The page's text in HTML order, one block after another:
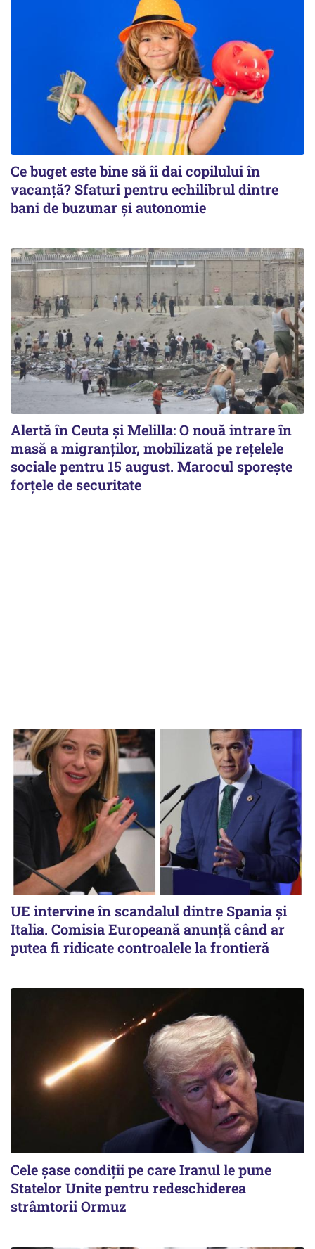
Ce buget este bine să îi dai copilului în
vacanță? Sfaturi pentru echilibrul dintre
bani de buzunar și autonomie
Alertă în Ceuta și Melilla: O nouă intrare în
masă a migranților, mobilizată pe rețelele
sociale pentru 15 august. Marocul sporește
forțele de securitate
UE intervine în scandalul dintre Spania și
Italia. Comisia Europeană anunță când ar
putea fi ridicate controalele la frontieră
Cele șase condiții pe care Iranul le pune
Statelor Unite pentru redeschiderea
strâmtorii Ormuz